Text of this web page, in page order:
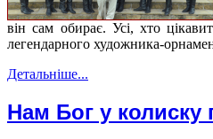
він сам обирає. Усі, хто
легендарного художника-
Детальніше...
Нам Бог у